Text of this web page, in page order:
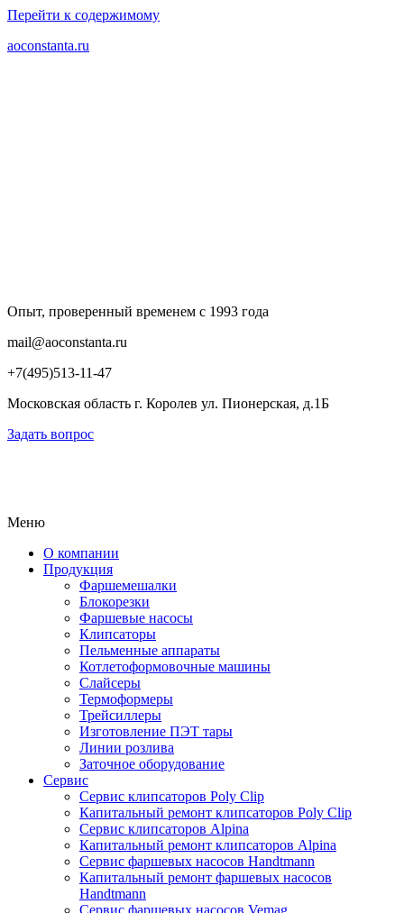
Перейти к содержимому
aoconstanta.ru
Опыт, проверенный временем с 1993 года
mail@aoconstanta.ru
+7(495)513-11-47
Московская область г. Королев ул. Пионерская, д.1Б
Задать вопрос
Меню
О компании
Продукция
Фаршемешалки
Блокорезки
Фаршевые насосы
Клипсаторы
Пельменные аппараты
Котлетоформовочные машины
Слайсеры
Термоформеры
Трейсиллеры
Изготовление ПЭТ тары
Линии розлива
Заточное оборудование
Сервис
Сервис клипсаторов Poly Clip
Капитальный ремонт клипсаторов Poly Clip
Сервис клипсаторов Alpina
Капитальный ремонт клипсаторов Alpina
Сервис фаршевых насосов Handtmann
Капитальный ремонт фаршевых насосов
Handtmann
Сервис фаршевых насосов Vemag